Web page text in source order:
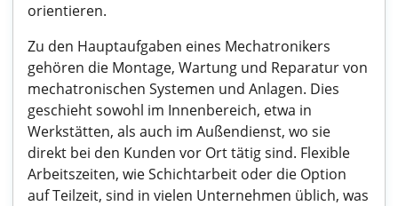
orientieren.
Zu den Hauptaufgaben eines Mechatronikers
gehören die Montage, Wartung und Reparatur von
mechatronischen Systemen und Anlagen. Dies
geschieht sowohl im Innenbereich, etwa in
Werkstätten, als auch im Außendienst, wo sie
direkt bei den Kunden vor Ort tätig sind. Flexible
Arbeitszeiten, wie Schichtarbeit oder die Option
auf Teilzeit, sind in vielen Unternehmen üblich, was